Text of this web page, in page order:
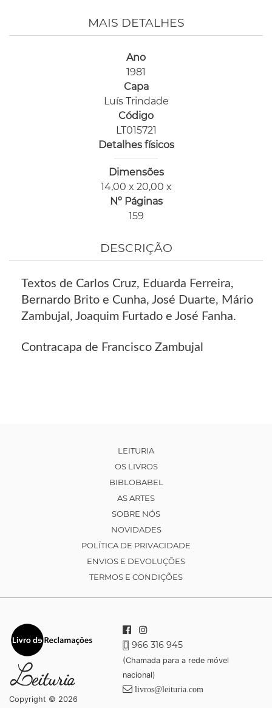
MAIS DETALHES
Ano
1981
Capa
Luís Trindade
Código
LT015721
Detalhes físicos
Dimensões
14,00 x 20,00 x
Nº Páginas
159
DESCRIÇÃO
Textos de Carlos Cruz, Eduarda Ferreira,
Bernardo Brito e Cunha, José Duarte, Mário
Zambujal, Joaquim Furtado e José Fanha.
Contracapa de Francisco Zambujal
LEITURIA
OS LIVROS
BIBLOBABEL
AS ARTES
SOBRE NÓS
NOVIDADES
POLÍTICA DE PRIVACIDADE
ENVIOS E DEVOLUÇÕES
TERMOS E CONDIÇÕES
Copyright © 2026
966 316 945
(Chamada para a rede móvel
nacional)
livros@leituria.com